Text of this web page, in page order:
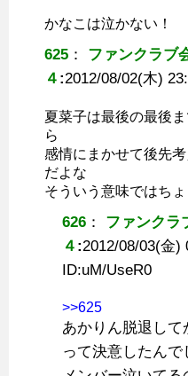
かなこは泣かない！
625 ： ファンクラブ
４ :2012/08/02(木)
夏菜子は最後の最後
ら
感情にまかせて後先
だよな
そういう意味ではち
626 ： ファンクラ
４ :2012/08/03(金)
ID:uM/UseR0
>>625
あかりん脱退し
って決意したんで